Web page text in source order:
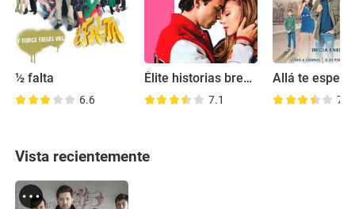
½ falta
6.6
Élite historias breves: Carla Samuel
7.1
Allá te espero
7.3
Vista recientemente